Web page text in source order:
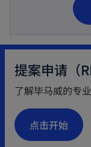
提案申请（
了解毕马威的专
点击开始